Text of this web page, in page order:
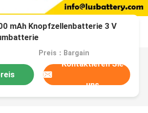
mAh Knopfzellenbatterie 3 V
Preis：Bargain
Kontaktieren Sie
uns